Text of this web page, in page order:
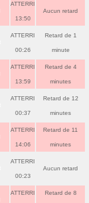
ATTERRI
13:50
Aucun retard
ATTERRI
00:26
Retard de 1
minute
ATTERRI
13:59
Retard de 4
minutes
ATTERRI
00:37
Retard de 12
minutes
ATTERRI
14:06
Retard de 11
minutes
ATTERRI
00:23
Aucun retard
ATTERRI Retard de 8